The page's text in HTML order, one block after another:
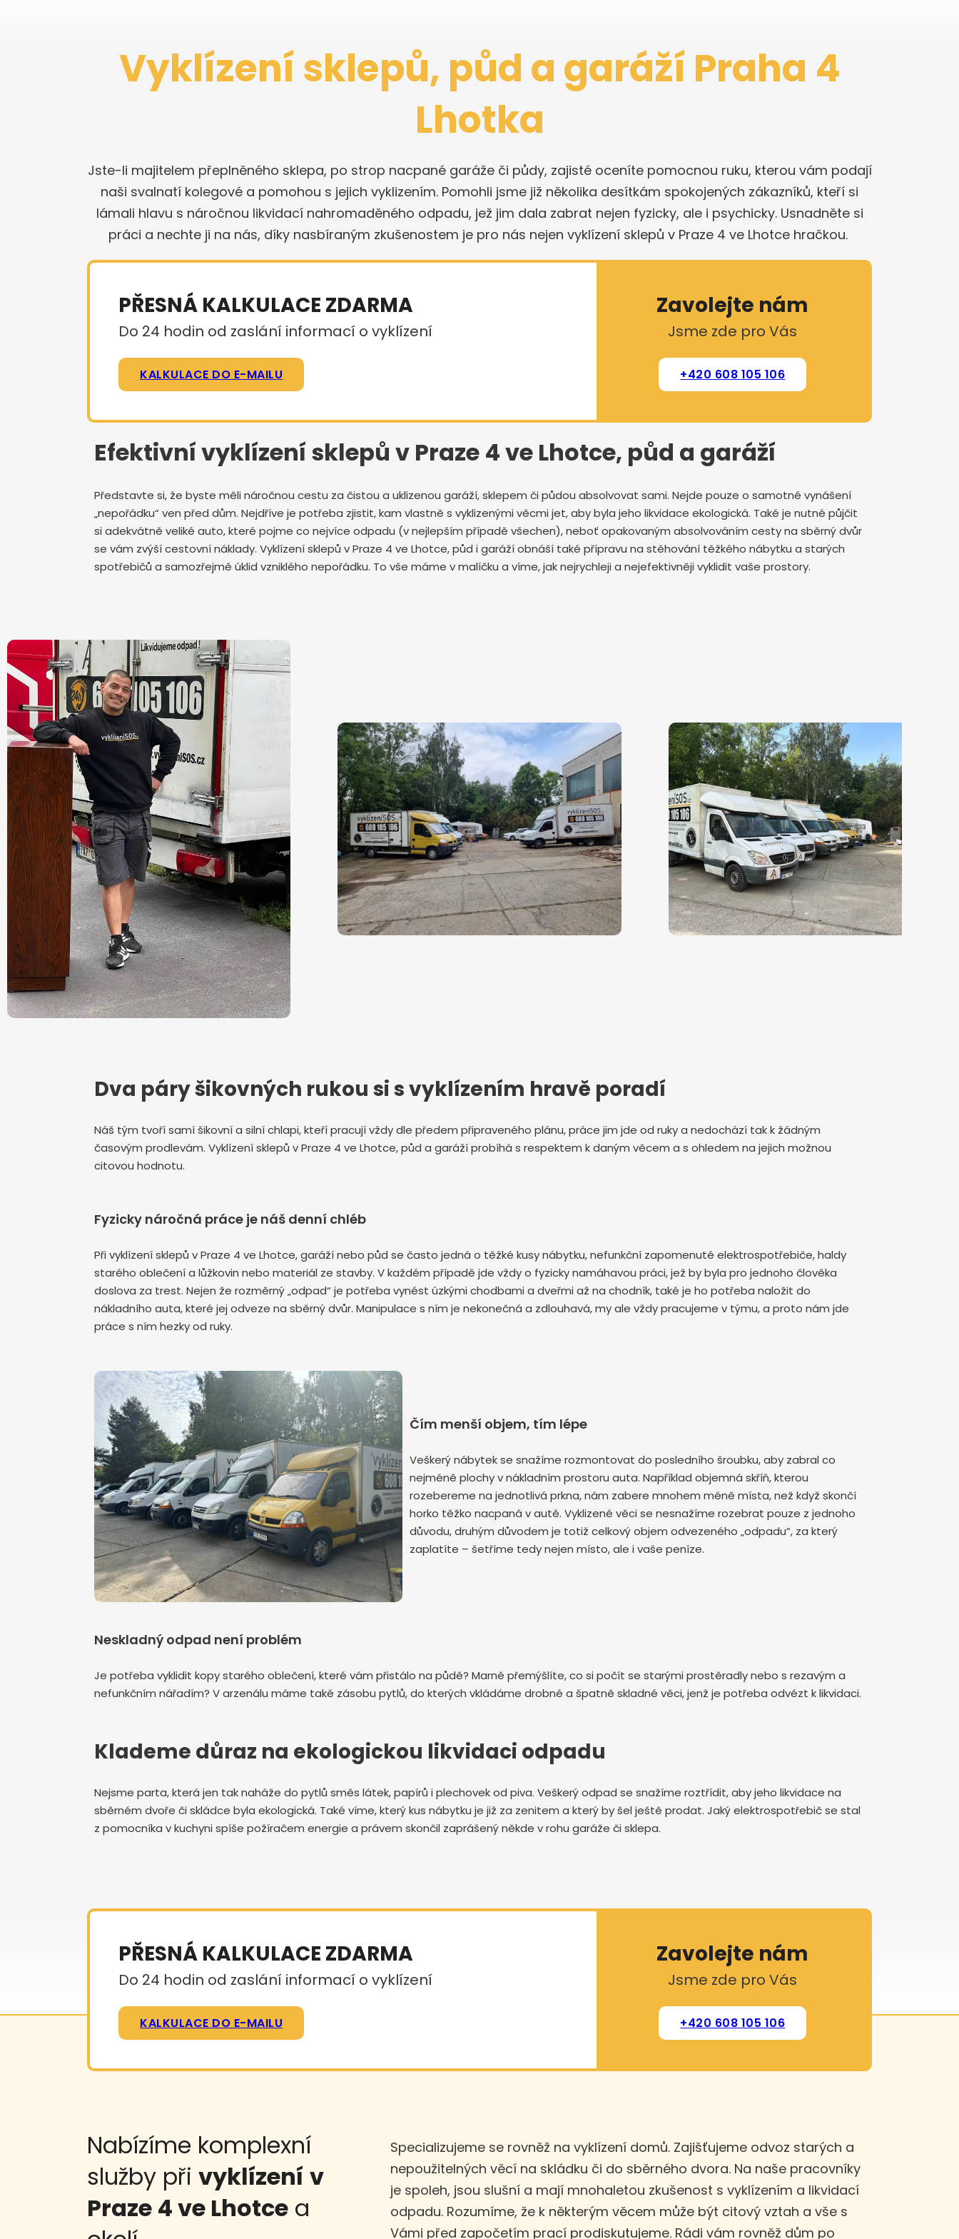
Vyklízení sklepů, půd a garáží Praha 4
Lhotka
Jste-li majitelem přeplněného sklepa, po strop nacpané garáže či půdy, zajisté oceníte pomocnou ruku, kterou vám podají
naši svalnatí kolegové a pomohou s jejich vyklizením. Pomohli jsme již několika desítkám spokojených zákazníků, kteří si
lámali hlavu s náročnou likvidací nahromaděného odpadu, jež jim dala zabrat nejen fyzicky, ale i psychicky. Usnadněte si
práci a nechte ji na nás, díky nasbíraným zkušenostem je pro nás nejen vyklízení sklepů v Praze 4 ve Lhotce hračkou.
PŘESNÁ KALKULACE ZDARMA
Do 24 hodin od zaslání informací o vyklízení
KALKULACE DO E-MAILU
Zavolejte nám
Jsme zde pro Vás
+420 608 105 106
Efektivní vyklízení sklepů v Praze 4 ve Lhotce, půd a garáží
Představte si, že byste měli náročnou cestu za čistou a uklizenou garáží, sklepem či půdou absolvovat sami. Nejde pouze o samotné vynášení
„nepořádku“ ven před dům. Nejdříve je potřeba zjistit, kam vlastně s vyklizenými věcmi jet, aby byla jeho likvidace ekologická. Také je nutné půjčit
si adekvátně veliké auto, které pojme co nejvíce odpadu (v nejlepším případě všechen), neboť opakovaným absolvováním cesty na sběrný dvůr
se vám zvýší cestovní náklady. Vyklízení sklepů v Praze 4 ve Lhotce, půd i garáží obnáší také přípravu na stěhování těžkého nábytku a starých
spotřebičů a samozřejmě úklid vzniklého nepořádku. To vše máme v malíčku a víme, jak nejrychleji a nejefektivněji vyklidit vaše prostory.
Dva páry šikovných rukou si s vyklízením hravě poradí
Náš tým tvoří samí šikovní a silní chlapi, kteří pracují vždy dle předem připraveného plánu, práce jim jde od ruky a nedochází tak k žádným
časovým prodlevám. Vyklízení sklepů v Praze 4 ve Lhotce, půd a garáží probíhá s respektem k daným věcem a s ohledem na jejich možnou
citovou hodnotu.
Fyzicky náročná práce je náš denní chléb
Při vyklízení sklepů v Praze 4 ve Lhotce, garáží nebo půd se často jedná o těžké kusy nábytku, nefunkční zapomenuté elektrospotřebiče, haldy
starého oblečení a lůžkovin nebo materiál ze stavby. V každém případě jde vždy o fyzicky namáhavou práci, jež by byla pro jednoho člověka
doslova za trest. Nejen že rozměrný „odpad“ je potřeba vynést úzkými chodbami a dveřmi až na chodník, také je ho potřeba naložit do
nákladního auta, které jej odveze na sběrný dvůr. Manipulace s ním je nekonečná a zdlouhavá, my ale vždy pracujeme v týmu, a proto nám jde
práce s ním hezky od ruky.
Čím menší objem, tím lépe
Veškerý nábytek se snažíme rozmontovat do posledního šroubku, aby zabral co
nejméně plochy v nákladním prostoru auta. Například objemná skříň, kterou
rozebereme na jednotlivá prkna, nám zabere mnohem méně místa, než když skončí
horko těžko nacpaná v autě. Vyklizené věci se nesnažíme rozebrat pouze z jednoho
důvodu, druhým důvodem je totiž celkový objem odvezeného „odpadu“, za který
zaplatíte – šetříme tedy nejen místo, ale i vaše peníze.
Neskladný odpad není problém
Je potřeba vyklidit kopy starého oblečení, které vám přistálo na půdě? Marně přemýšlíte, co si počít se starými prostěradly nebo s rezavým a
nefunkčním nářadím? V arzenálu máme také zásobu pytlů, do kterých vkládáme drobné a špatně skladné věci, jenž je potřeba odvézt k likvidaci.
Klademe důraz na ekologickou likvidaci odpadu
Nejsme parta, která jen tak naháže do pytlů směs látek, papírů i plechovek od piva. Veškerý odpad se snažíme roztřídit, aby jeho likvidace na
sběrném dvoře či skládce byla ekologická. Také víme, který kus nábytku je již za zenitem a který by šel ještě prodat. Jaký elektrospotřebič se stal
z pomocníka v kuchyni spíše požíračem energie a právem skončil zaprášený někde v rohu garáže či sklepa.
PŘESNÁ KALKULACE ZDARMA
Do 24 hodin od zaslání informací o vyklízení
KALKULACE DO E-MAILU
Zavolejte nám
Jsme zde pro Vás
+420 608 105 106
Nabízíme komplexní
služby při vyklízení v
Praze 4 ve Lhotce a
Specializujeme se rovněž na vyklízení domů. Zajišťujeme odvoz starých a
nepoužitelných věcí na skládku či do sběrného dvora. Na naše pracovníky
je spoleh, jsou slušní a mají mnohaletou zkušenost s vyklízením a likvidací
odpadu. Rozumíme, že k některým věcem může být citový vztah a vše s
Vámi před započetím prací prodiskutujeme. Rádi vám rovněž dům po
Odeslat zprávu